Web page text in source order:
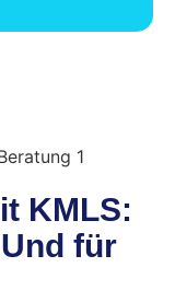
KMLS:
für